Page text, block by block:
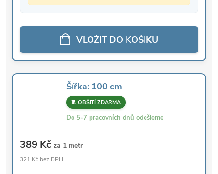
VLOŽIT DO KOŠÍKU
Šířka: 100 cm
🧵 OBŠITÍ ZDARMA
Do 5-7 pracovních dnů odešleme
389 Kč za 1 metr
321 Kč bez DPH